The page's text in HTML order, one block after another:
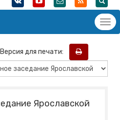
Версия для печати:
Ярославской